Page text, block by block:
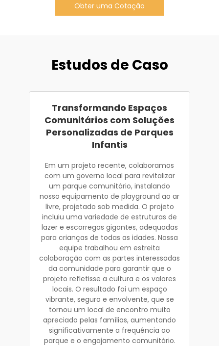
Obter uma Cotação
Estudos de Caso
Transformando Espaços
Comunitários com Soluções
Personalizadas de Parques
Infantis
Em um projeto recente, colaboramos
com um governo local para revitalizar
um parque comunitário, instalando
nosso equipamento de playground ao ar
livre, projetado sob medida. O projeto
incluiu uma variedade de estruturas de
lazer e escorregas gigantes, adequadas
para crianças de todas as idades. Nossa
equipe trabalhou em estreita
colaboração com as partes interessadas
da comunidade para garantir que o
projeto refletisse a cultura e os valores
locais. O resultado foi um espaço
vibrante, seguro e envolvente, que se
tornou um local de encontro muito
apreciado pelas famílias, aumentando
significativamente a frequência ao
parque e o engajamento comunitário.